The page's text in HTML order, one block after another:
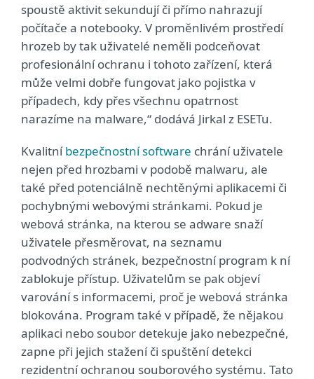
spoustě aktivit sekundují či přímo nahrazují
počítače a notebooky. V proměnlivém prostředí
hrozeb by tak uživatelé neměli podceňovat
profesionální ochranu i tohoto zařízení, která
může velmi dobře fungovat jako pojistka v
případech, kdy přes všechnu opatrnost
narazíme na malware,“ dodává Jirkal z ESETu.
Kvalitníbezpečnostní software chrání uživatele
nejen před hrozbami v podobě malwaru, ale
také před potenciálně nechtěnými aplikacemi či
pochybnými webovými stránkami. Pokud je
webová stránka, na kterou se adware snaží
uživatele přesměrovat, na seznamu
podvodných stránek, bezpečnostní program k ní
zablokuje přístup. Uživatelům se pak objeví
varování s informacemi, proč je webová stránka
blokována. Program také v případě, že nějakou
aplikaci nebo soubor detekuje jako nebezpečné,
zapne při jejich stažení či spuštění detekci
rezidentní ochranou souborového systému. Tato